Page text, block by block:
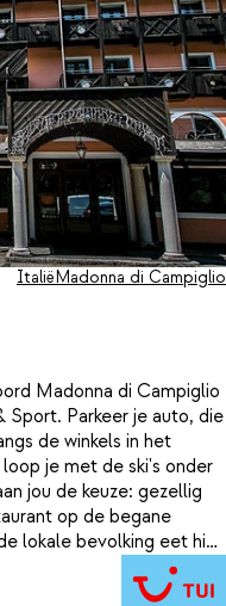
ItaliëMadonna di Campiglio
Madonna di Campiglio
Sport. Parkeer je auto, die
de winkels in het
je met de ski's onder
jou de keuze: gezellig
op de begane
lokale bevolking eet hier